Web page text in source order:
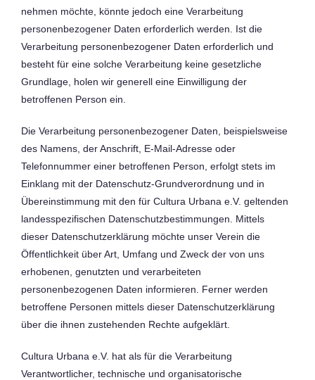
nehmen möchte, könnte jedoch eine Verarbeitung
personenbezogener Daten erforderlich werden. Ist die
Verarbeitung personenbezogener Daten erforderlich und
besteht für eine solche Verarbeitung keine gesetzliche
Grundlage, holen wir generell eine Einwilligung der
betroffenen Person ein.
Die Verarbeitung personenbezogener Daten, beispielsweise
des Namens, der Anschrift, E-Mail-Adresse oder
Telefonnummer einer betroffenen Person, erfolgt stets im
Einklang mit der Datenschutz-Grundverordnung und in
Übereinstimmung mit den für Cultura Urbana e.V. geltenden
landesspezifischen Datenschutzbestimmungen. Mittels
dieser Datenschutzerklärung möchte unser Verein die
Öffentlichkeit über Art, Umfang und Zweck der von uns
erhobenen, genutzten und verarbeiteten
personenbezogenen Daten informieren. Ferner werden
betroffene Personen mittels dieser Datenschutzerklärung
über die ihnen zustehenden Rechte aufgeklärt.
Cultura Urbana e.V. hat als für die Verarbeitung
Verantwortlicher, technische und organisatorische